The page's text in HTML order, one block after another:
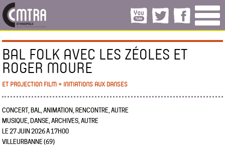
BAL FOLK AVEC LES ZÉOLES ET
ROGER MOURE
ET PROJECTION FILM + INITIATIONS AUX DANSES
CONCERT, BAL, ANIMATION, RENCONTRE, AUTRE
MUSIQUE, DANSE, ARCHIVES, AUTRE
LE 27 JUIN 2026 À 17H00
VILLEURBANNE (69)